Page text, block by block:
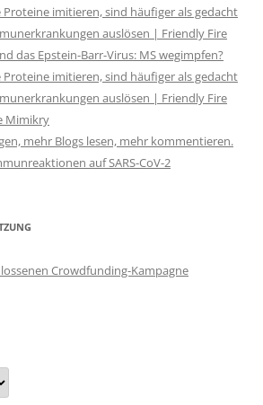
Proteine imitieren, sind häufiger als gedacht
auslösen | Friendly Fire
das Epstein-Barr-Virus: MS wegimpfen?
Proteine imitieren, sind häufiger als gedacht
auslösen | Friendly Fire
Mimikry
mehr Blogs lesen, mehr kommentieren.
auf SARS-CoV-2
Crowdfunding-Kampagne